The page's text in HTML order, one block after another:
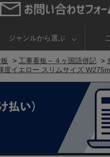
ジャンルから選ぶ
> 工事看板～４ヶ国語併記 >
イエロー スリムサイズ